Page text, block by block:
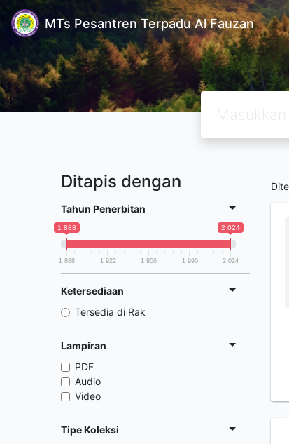
MTs Pesantren Terpadu Al Fauzan
Ditapis dengan
Tahun Penerbitan
1 888 2 024
1 888 1 922 1 956 1 990 2 024
Ketersediaan
Tersedia di Rak
Lampiran
PDF
Audio
Video
Tipe Koleksi